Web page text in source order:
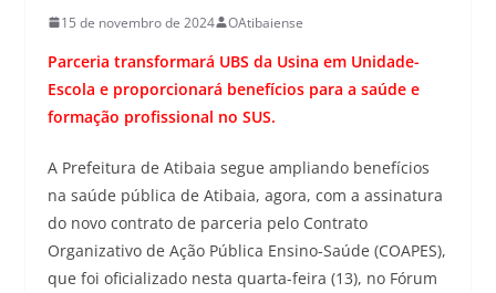
15 de novembro de 2024 OAtibaiense
Parceria transformará UBS da Usina em Unidade-
Escola e proporcionará benefícios para a saúde e
formação profissional no SUS.
A Prefeitura de Atibaia segue ampliando benefícios
na saúde pública de Atibaia, agora, com a assinatura
do novo contrato de parceria pelo Contrato
Organizativo de Ação Pública Ensino-Saúde (COAPES),
que foi oficializado nesta quarta-feira (13), no Fórum